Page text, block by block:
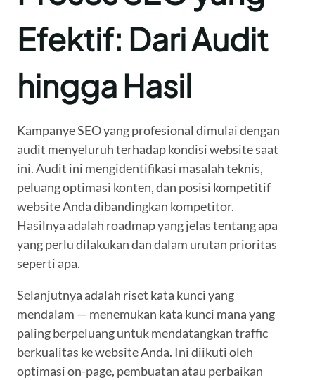
Efektif: Dari Audit
hingga Hasil
Kampanye SEO yang profesional dimulai dengan
audit menyeluruh terhadap kondisi website saat
ini. Audit ini mengidentifikasi masalah teknis,
peluang optimasi konten, dan posisi kompetitif
website Anda dibandingkan kompetitor.
Hasilnya adalah roadmap yang jelas tentang apa
yang perlu dilakukan dan dalam urutan prioritas
seperti apa.
Selanjutnya adalah riset kata kunci yang
mendalam — menemukan kata kunci mana yang
paling berpeluang untuk mendatangkan traffic
berkualitas ke website Anda. Ini diikuti oleh
optimasi on-page, pembuatan atau perbaikan